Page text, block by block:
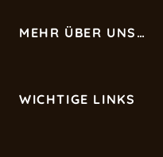
MEHR ÜBER UNS…
WICHTIGE LINKS